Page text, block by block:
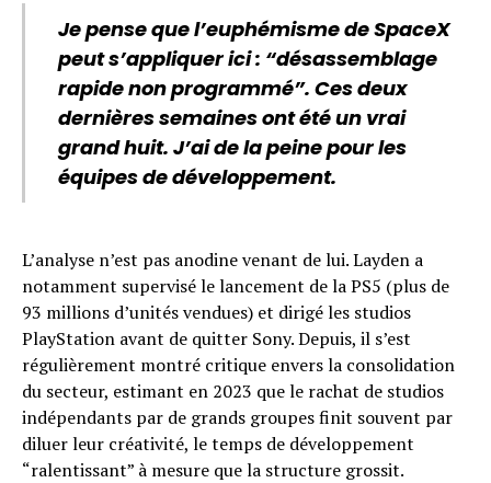
Je pense que l’euphémisme de SpaceX
peut s’appliquer ici : “désassemblage
rapide non programmé”. Ces deux
dernières semaines ont été un vrai
grand huit. J’ai de la peine pour les
équipes de développement.
L’analyse n’est pas anodine venant de lui. Layden a
notamment supervisé le lancement de la PS5 (plus de
93 millions d’unités vendues) et dirigé les studios
PlayStation avant de quitter Sony. Depuis, il s’est
régulièrement montré critique envers la consolidation
du secteur, estimant en 2023 que le rachat de studios
indépendants par de grands groupes finit souvent par
diluer leur créativité, le temps de développement
“ralentissant” à mesure que la structure grossit.